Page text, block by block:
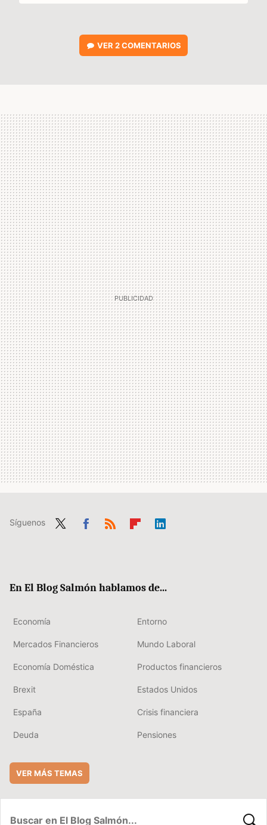
VER2 COMENTARIOS
Síguenos
En El Blog Salmón hablamos de...
Economía Entorno
Mercados Financieros Mundo Laboral
Economía Doméstica Productos financieros
Brexit Estados Unidos
España Crisis financiera
Deuda Pensiones
VER MÁS TEMAS